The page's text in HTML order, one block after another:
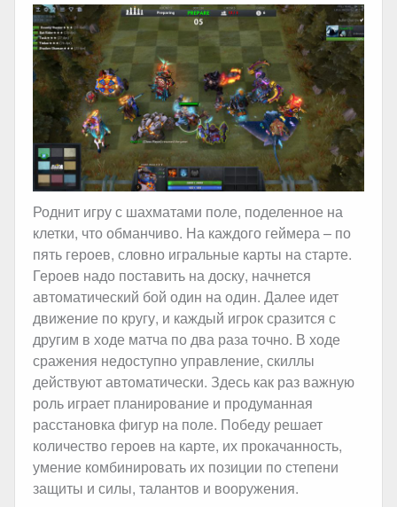
Роднит игру с шахматами поле, поделенное на
клетки, что обманчиво. На каждого геймера – по
пять героев, словно игральные карты на старте.
Героев надо поставить на доску, начнется
автоматический бой один на один. Далее идет
движение по кругу, и каждый игрок сразится с
другим в ходе матча по два раза точно. В ходе
сражения недоступно управление, скиллы
действуют автоматически. Здесь как раз важную
роль играет планирование и продуманная
расстановка фигур на поле. Победу решает
количество героев на карте, их прокачанность,
умение комбинировать их позиции по степени
защиты и силы, талантов и вооружения.